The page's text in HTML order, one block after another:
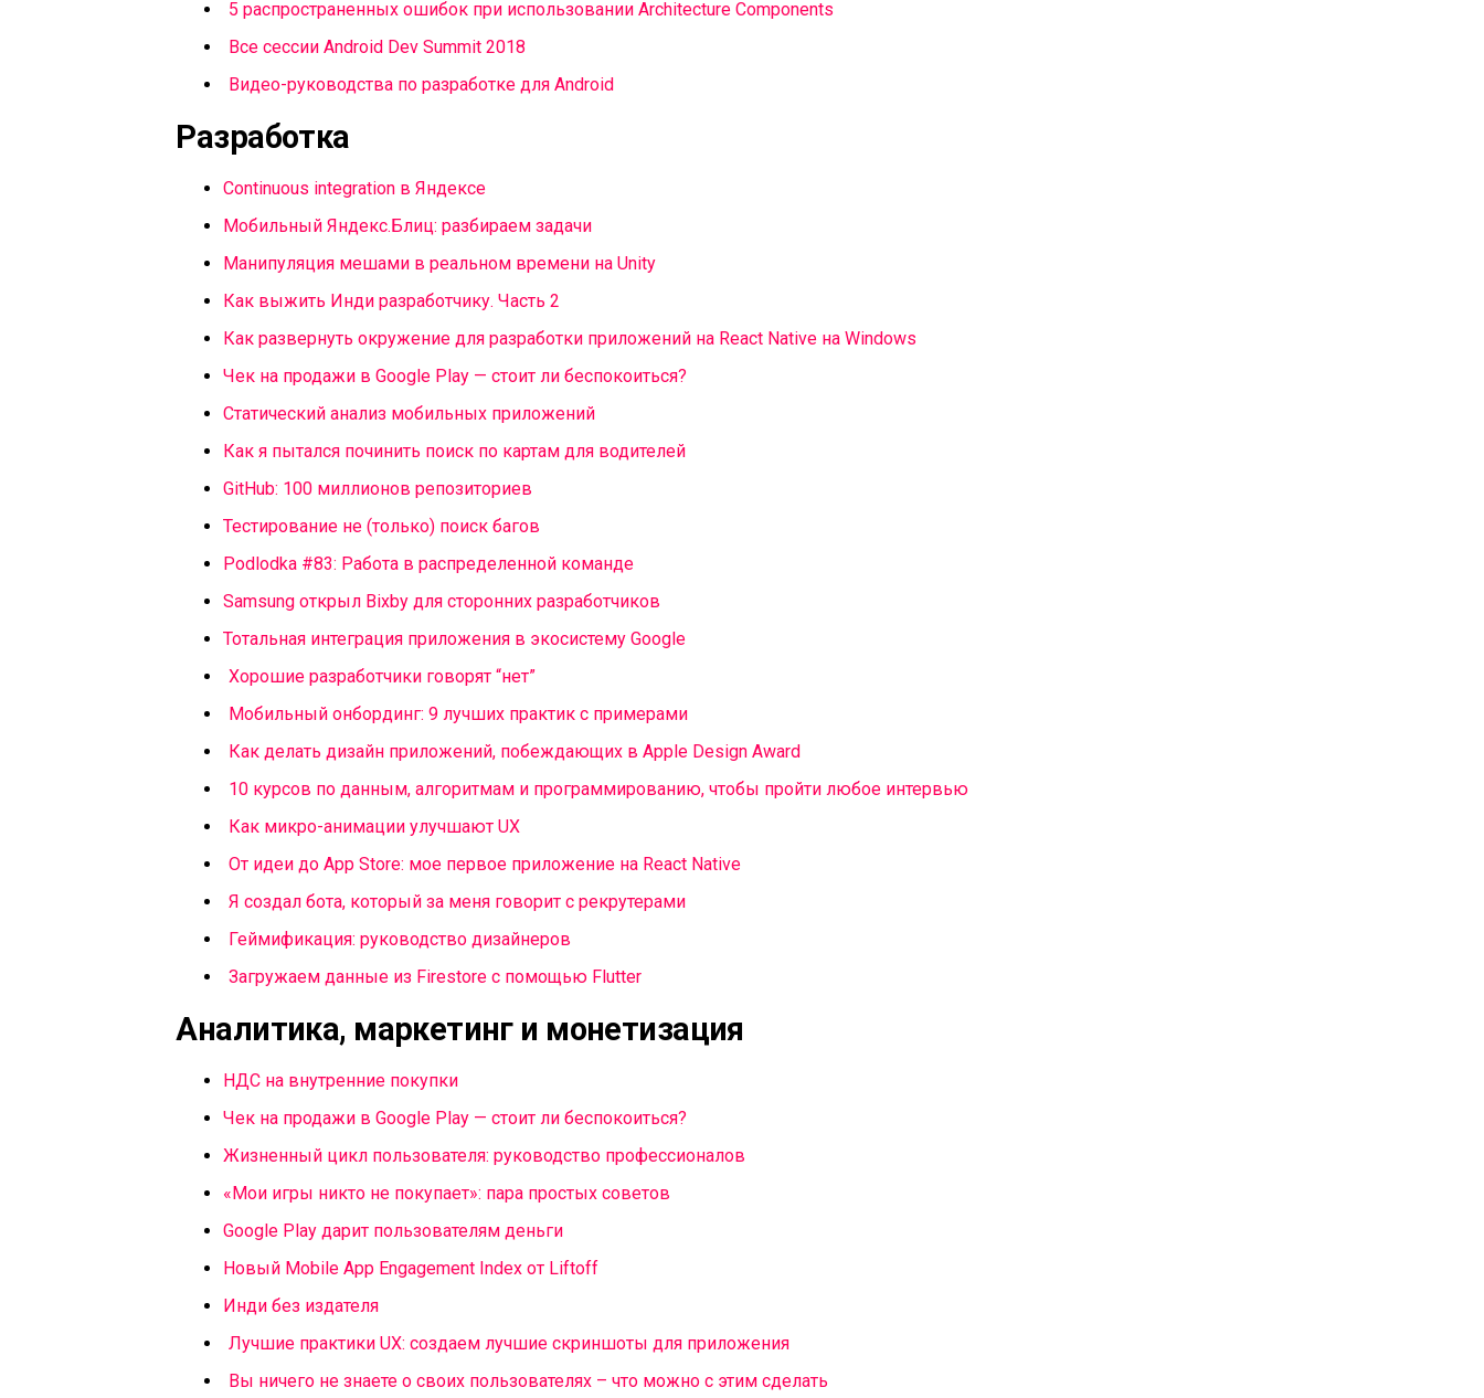
5 распространенных ошибок при использовании Architecture Components
Все сессии Android Dev Summit 2018
Видео-руководства по разработке для Android
Разработка
Continuous integration в Яндексе
Мобильный Яндекс.Блиц: разбираем задачи
Манипуляция мешами в реальном времени на Unity
Как выжить Инди разработчику. Часть 2
Как развернуть окружение для разработки приложений на React Native на Windows
Чек на продажи в Google Play — стоит ли беспокоиться?
Статический анализ мобильных приложений
Как я пытался починить поиск по картам для водителей
GitHub: 100 миллионов репозиториев
Тестирование не (только) поиск багов
Podlodka #83: Работа в распределенной команде
Samsung открыл Bixby для сторонних разработчиков
Тотальная интеграция приложения в экосистему Google
Хорошие разработчики говорят “нет”
Мобильный онбординг: 9 лучших практик с примерами
Как делать дизайн приложений, побеждающих в Apple Design Award
10 курсов по данным, алгоритмам и программированию, чтобы пройти любое интервью
Как микро-анимации улучшают UX
От идеи до App Store: мое первое приложение на React Native
Я создал бота, который за меня говорит с рекрутерами
Геймификация: руководство дизайнеров
Загружаем данные из Firestore с помощью Flutter
Аналитика, маркетинг и монетизация
НДС на внутренние покупки
Чек на продажи в Google Play — стоит ли беспокоиться?
Жизненный цикл пользователя: руководство профессионалов
«Мои игры никто не покупает»: пара простых советов
Google Play дарит пользователям деньги
Новый Mobile App Engagement Index от Liftoff
Инди без издателя
Лучшие практики UX: создаем лучшие скриншоты для приложения
Вы ничего не знаете о своих пользователях – что можно с этим сделать